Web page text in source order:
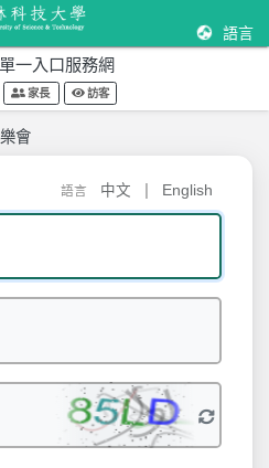
語言
單一入口服務網
家長 訪客
會
語言 中文 English